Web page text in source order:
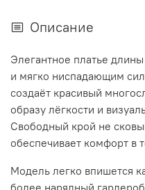
Описание
Элегантное платье
и мягко ниспадающим
создаёт красивый
образу лёгкости и
Свободный крой не
обеспечивает комфорт в
Модель легко впишется
более нарядный